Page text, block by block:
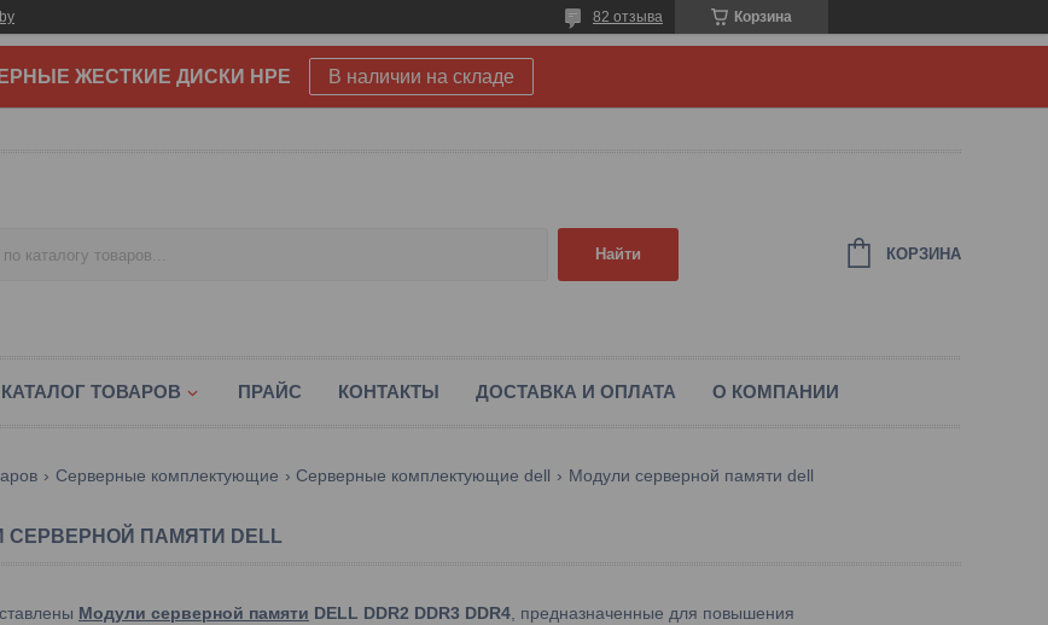
Корзина
82 отзыва
ЖЕСТКИЕ ДИСКИ HPE В наличии на складе
Найти КОРЗИНА
КАТАЛОГ ТОВАРОВ ПРАЙС КОНТАКТЫ ДОСТАВКА И ОПЛАТА О КОМПАНИИ
Серверные комплектующие Серверные комплектующие dell Модули серверной памяти dell
СЕРВЕРНОЙ ПАМЯТИ DELL
Модули серверной памяти DELL DDR2 DDR3 DDR4 , предназначенные для повышения